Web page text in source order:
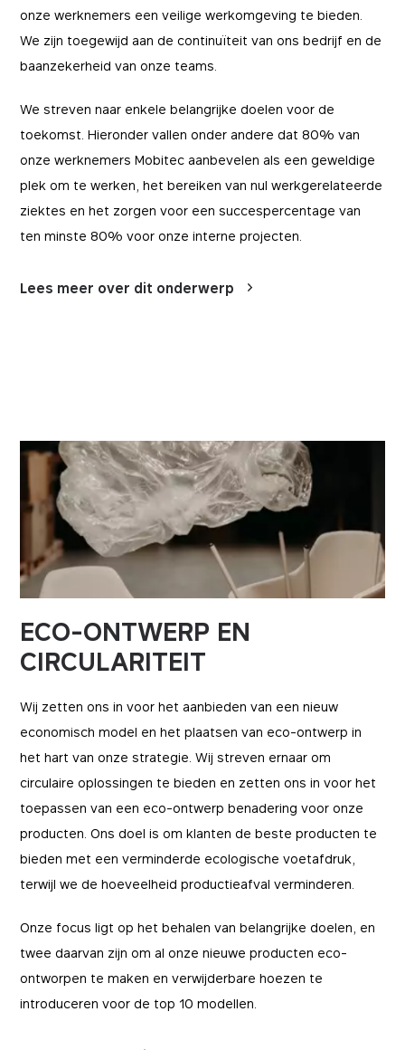
onze werknemers een veilige werkomgeving te bieden.
We zijn toegewijd aan de continuïteit van ons bedrijf en de
baanzekerheid van onze teams.
We streven naar enkele belangrijke doelen voor de
toekomst. Hieronder vallen onder andere dat 80% van
onze werknemers Mobitec aanbevelen als een geweldige
plek om te werken, het bereiken van nul werkgerelateerde
ziektes en het zorgen voor een succespercentage van
ten minste 80% voor onze interne projecten.
Lees meer over dit onderwerp
ECO-ONTWERP EN
CIRCULARITEIT
Wij zetten ons in voor het aanbieden van een nieuw
economisch model en het plaatsen van eco-ontwerp in
het hart van onze strategie. Wij streven ernaar om
circulaire oplossingen te bieden en zetten ons in voor het
toepassen van een eco-ontwerp benadering voor onze
producten. Ons doel is om klanten de beste producten te
bieden met een verminderde ecologische voetafdruk,
terwijl we de hoeveelheid productieafval verminderen.
Onze focus ligt op het behalen van belangrijke doelen, en
twee daarvan zijn om al onze nieuwe producten eco-
ontworpen te maken en verwijderbare hoezen te
introduceren voor de top 10 modellen.